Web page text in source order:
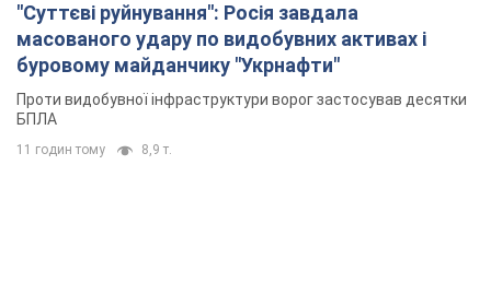
"Суттєві руйнування": Росія завдала
масованого удару по видобувних активах і
буровому майданчику "Укрнафти"
Проти видобувної інфраструктури ворог застосував десятки
БПЛА
11 годин тому 8,9 т.